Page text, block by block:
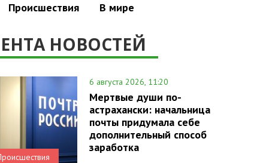
Происшествия В мире
НОВОСТЕЙ
6 августа 2026, 11:20
Мертвые души по-
астрахански: начальница
почты придумала себе
дополнительный способ
заработка